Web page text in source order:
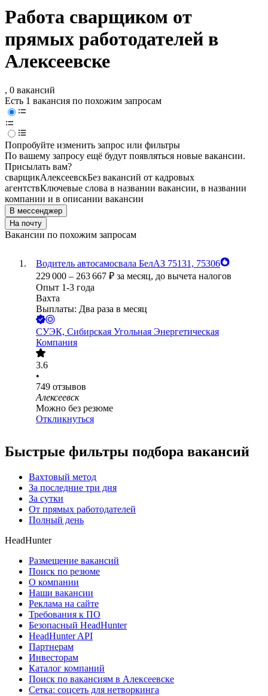
Работа сварщиком от
прямых работодателей в
Алексеевске
, 0 вакансий
Есть 1 вакансия по похожим запросам
Попробуйте изменить запрос или фильтры
По вашему запросу ещё будут появляться новые вакансии.
Присылать вам?
сварщикАлексеевскБез вакансий от кадровых
агентствКлючевые слова в названии вакансии, в названии
компании и в описании вакансии
В мессенджер
На почту
Вакансии по похожим запросам
Водитель автосамосвала БелАЗ 75131, 75306
229 000 – 263 667 ₽ за месяц, до вычета налогов
Опыт 1-3 года
Вахта
Выплаты: Два раза в месяц
СУЭК, Сибирская Угольная Энергетическая
Компания
3.6
•
749 отзывов
Алексеевск
Можно без резюме
Откликнуться
Быстрые фильтры подбора вакансий
Вахтовый метод
За последние три дня
За сутки
От прямых работодателей
Полный день
HeadHunter
Размещение вакансий
Поиск по резюме
О компании
Наши вакансии
Реклама на сайте
Требования к ПО
Безопасный HeadHunter
HeadHunter API
Партнерам
Инвесторам
Каталог компаний
Поиск по вакансиям в Алексеевске
Сетка: соцсеть для нетворкинга